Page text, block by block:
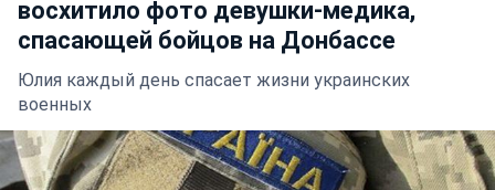
восхитило фото девушки-медика,
спасающей бойцов на Донбассе
Юлия каждый день спасает жизни украинских
военных